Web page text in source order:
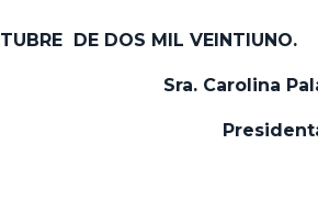
DE DOS MIL VEINTIUNO.
Sra. Carolina